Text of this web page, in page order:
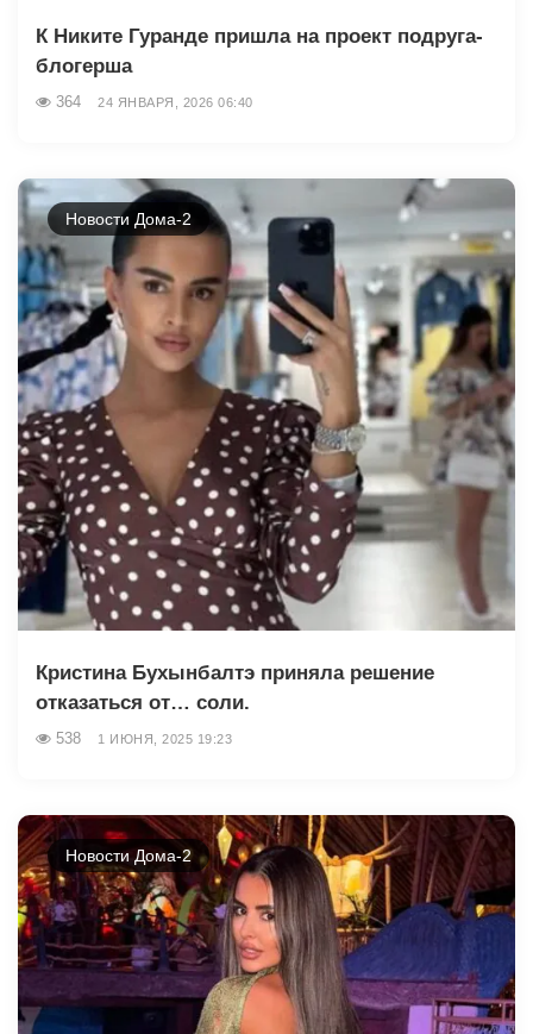
К Никите Гуранде пришла на проект подруга-
блогерша
364 24 ЯНВАРЯ, 2026 06:40
Новости Дома-2
Кристина Бухынбалтэ приняла решение
отказаться от… соли.
538 1 ИЮНЯ, 2025 19:23
Новости Дома-2